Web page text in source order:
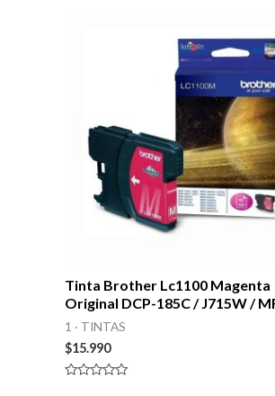
Tinta Brother Lc1100 Magenta
Original DCP-185C / J715W /
1 · TINTAS
$15.990